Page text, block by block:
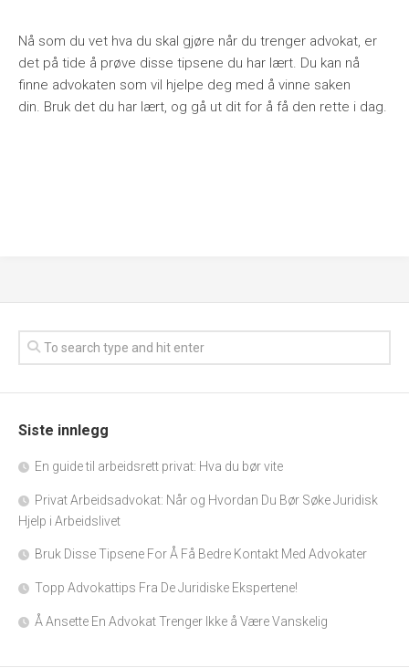
Nå som du vet hva du skal gjøre når du trenger advokat, er
det på tide å prøve disse tipsene du har lært. Du kan nå
finne advokaten som vil hjelpe deg med å vinne saken
din. Bruk det du har lært, og gå ut dit for å få den rette i dag.
Siste innlegg
En guide til arbeidsrett privat: Hva du bør vite
Privat Arbeidsadvokat: Når og Hvordan Du Bør Søke Juridisk
Hjelp i Arbeidslivet
Bruk Disse Tipsene For Å Få Bedre Kontakt Med Advokater
Topp Advokattips Fra De Juridiske Ekspertene!
Å Ansette En Advokat Trenger Ikke å Være Vanskelig